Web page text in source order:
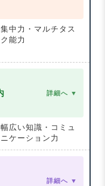
集中力・マルチタス
ク能力
詳細へ ▼
幅広い知識・コミュ
ニケーション力
詳細へ ▼